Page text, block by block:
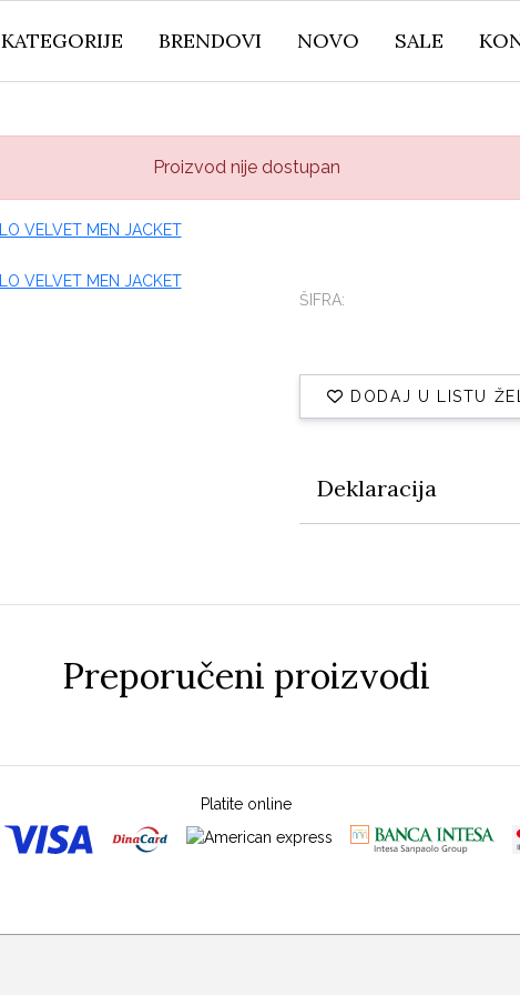
KATEGORIJE BRENDOVI NOVO SALE
Proizvod nije dostupan
ŠIFRA:
DODAJ U LISTU
Deklaracija
Preporučeni proizvodi
Platite online